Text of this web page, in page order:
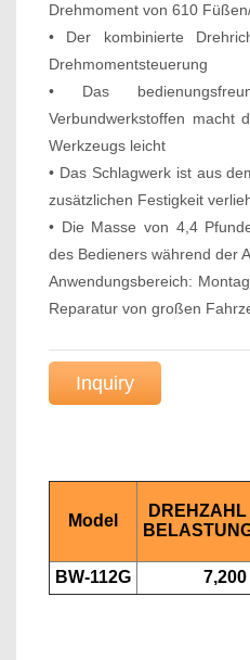
Drehmoment von 610
• Der kombinierte
Drehmomentsteuerung
• Das
Verbundwerkstoffen macht
Werkzeugs leicht
• Das Schlagwerk ist aus
zusätzlichen Festigkeit
• Die Masse von 4,4
des Bedieners während der
Anwendungsbereich:
Reparatur von großen
Inquiry
Model
DREHZAHL
BW-112G
7,200